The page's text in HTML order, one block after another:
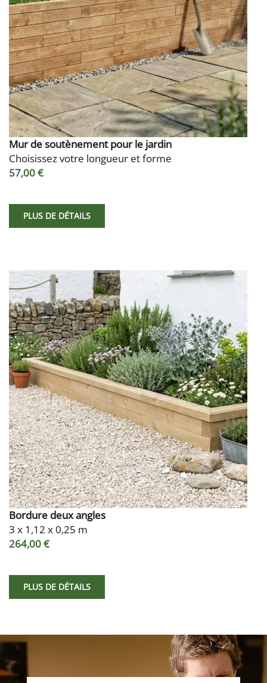
Mur de soutènement pour le jardin
Choisissez votre longueur et forme
57,00 €
PLUS DE DÉTAILS
Bordure deux angles
3 x 1,12 x 0,25 m
264,00 €
PLUS DE DÉTAILS